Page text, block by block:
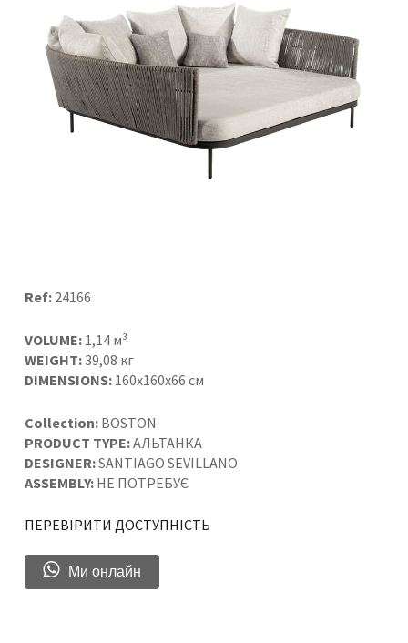
Ref:24166
VOLUME: 1,14 м³
WEIGHT:39,08 кг
DIMENSIONS: 160x160x66 см
Collection: BOSTON
PRODUCT TYPE:АЛЬТАНКА
DESIGNER:SANTIAGO SEVILLANO
ASSEMBLY: НЕ ПОТРЕБУЄ
ПЕРЕВІРИТИ ДОСТУПНІСТЬ
Ми онлайн